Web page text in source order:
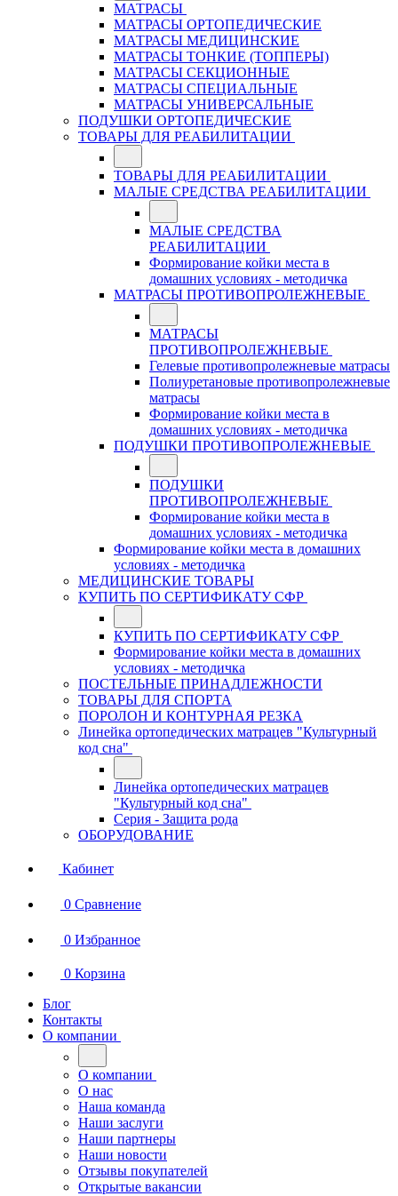
МАТРАСЫ
МАТРАСЫ ОРТОПЕДИЧЕСКИЕ
МАТРАСЫ МЕДИЦИНСКИЕ
МАТРАСЫ ТОНКИЕ (ТОППЕРЫ)
МАТРАСЫ СЕКЦИОННЫЕ
МАТРАСЫ СПЕЦИАЛЬНЫЕ
МАТРАСЫ УНИВЕРСАЛЬНЫЕ
ПОДУШКИ ОРТОПЕДИЧЕСКИЕ
ТОВАРЫ ДЛЯ РЕАБИЛИТАЦИИ
ТОВАРЫ ДЛЯ РЕАБИЛИТАЦИИ
МАЛЫЕ СРЕДСТВА РЕАБИЛИТАЦИИ
МАЛЫЕ СРЕДСТВА
РЕАБИЛИТАЦИИ
Формирование койки места в
домашних условиях - методичка
МАТРАСЫ ПРОТИВОПРОЛЕЖНЕВЫЕ
МАТРАСЫ
ПРОТИВОПРОЛЕЖНЕВЫЕ
Гелевые противопролежневые матрасы
Полиуретановые противопролежневые
матрасы
Формирование койки места в
домашних условиях - методичка
ПОДУШКИ ПРОТИВОПРОЛЕЖНЕВЫЕ
ПОДУШКИ
ПРОТИВОПРОЛЕЖНЕВЫЕ
Формирование койки места в
домашних условиях - методичка
Формирование койки места в домашних
условиях - методичка
МЕДИЦИНСКИЕ ТОВАРЫ
КУПИТЬ ПО СЕРТИФИКАТУ СФР
КУПИТЬ ПО СЕРТИФИКАТУ СФР
Формирование койки места в домашних
условиях - методичка
ПОСТЕЛЬНЫЕ ПРИНАДЛЕЖНОСТИ
ТОВАРЫ ДЛЯ СПОРТА
ПОРОЛОН И КОНТУРНАЯ РЕЗКА
Линейка ортопедических матрацев "Культурный
код сна"
Линейка ортопедических матрацев
"Культурный код сна"
Серия - Защита рода
ОБОРУДОВАНИЕ
Кабинет
0 Сравнение
0 Избранное
0 Корзина
Блог
Контакты
О компании
О компании
О нас
Наша команда
Наши заслуги
Наши партнеры
Наши новости
Отзывы покупателей
Открытые вакансии